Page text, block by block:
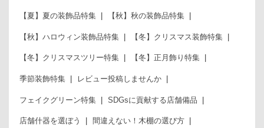
【夏】夏の装飾品特集 【秋】秋の装飾品特集
【秋】ハロウィン装飾品特集 【冬】クリスマス装飾特集
【冬】クリスマスツリー特集 【冬】正月飾り特集
季節装飾特集 レビュー投稿しませんか
フェイクグリーン特集 SDGsに貢献する店舗備品
店舗什器を選ぼう 間違えない！木棚の選び方